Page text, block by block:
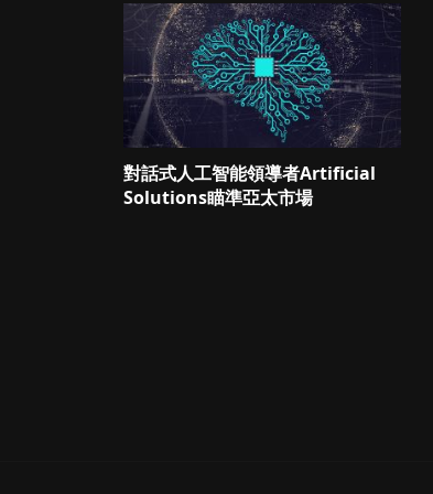
對話式人工智能領導者Artificial
Solutions瞄準亞太市場